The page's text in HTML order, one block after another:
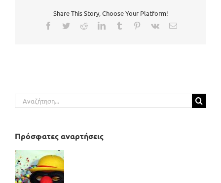
Share This Story, Choose Your Platform!
Facebook
TwitterRedditLinkedInTumblr Pinterest
Vk Email
Αναζήτηση
για:
Πρόσφατες αναρτήσεις